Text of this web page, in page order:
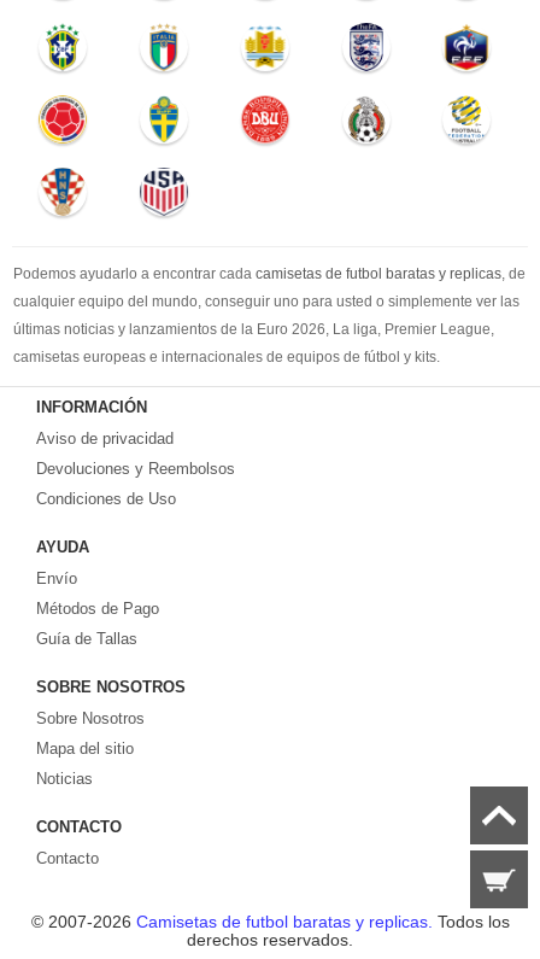
Podemos ayudarlo a encontrar cada camisetas de futbol baratas y replicas, de
cualquier equipo del mundo, conseguir uno para usted o simplemente ver las
últimas noticias y lanzamientos de la Euro 2026, La liga, Premier League,
camisetas europeas e internacionales de equipos de fútbol y kits.
Comprecamisetas de futbol baratasen la tienda deportiva más grande de
Europa. ¡Grandes ofertas en todas las camisetas del club de fútbol, ​​kits
europeos e internacionales, todo a los precios más bajos!
Compre nuestra gran selección de
equipaciones, camisetas y un portero a partir de €17.6. Diseños de fútbol
INFORMACIÓN
Aviso de privacidad
Devoluciones y Reembolsos
Condiciones de Uso
AYUDA
Envío
Métodos de Pago
Guía de Tallas
SOBRE NOSOTROS
Sobre Nosotros
Mapa del sitio
Noticias
CONTACTO
Contacto
© 2007-2026 Camisetas de futbol baratas y replicas. Todos los
derechos reservados.